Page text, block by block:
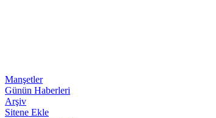
Manşetler
Günün Haberleri
Arşiv
Sitene Ekle